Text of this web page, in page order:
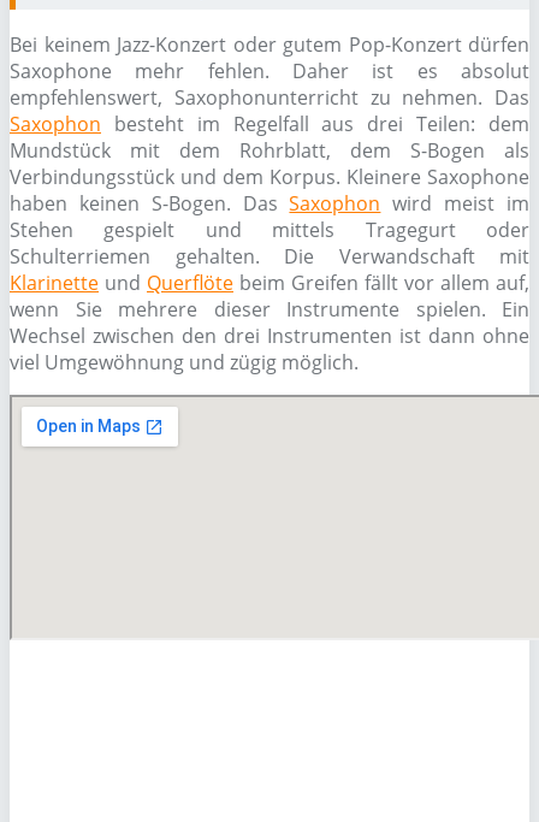
Bei keinem Jazz-Konzert oder gutem Pop-Konzert dürfen
Saxophone mehr fehlen. Daher ist es absolut
empfehlenswert, Saxophonunterricht zu nehmen. Das
Saxophon besteht im Regelfall aus drei Teilen: dem
Mundstück mit dem Rohrblatt, dem S-Bogen als
Verbindungsstück und dem Korpus. Kleinere Saxophone
haben keinen S-Bogen. DasSaxophon wird meist im
Stehen gespielt und mittels Tragegurt oder
Schulterriemen gehalten. Die Verwandschaft mit
Klarinette und Querflöte beim Greifen fällt vor allem auf,
wenn Sie mehrere dieser Instrumente spielen. Ein
Wechsel zwischen den drei Instrumenten ist dann ohne
viel Umgewöhnung und zügig möglich.